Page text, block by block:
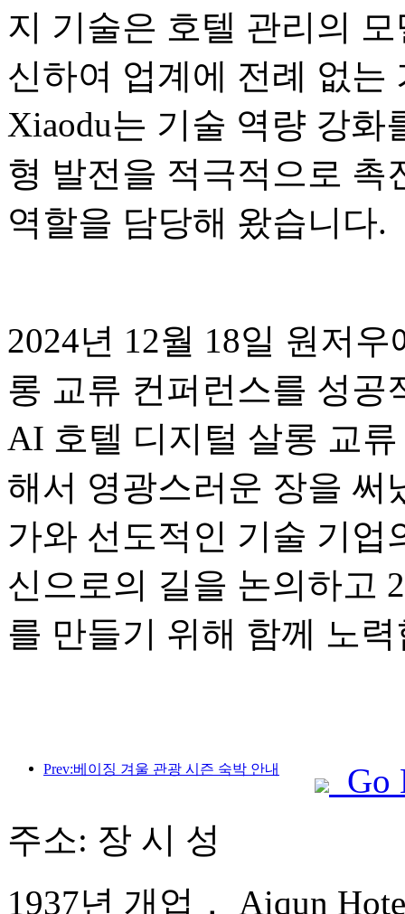
지 기술은 호텔 관리의
신하여 업계에 전례 없는
Xiaodu는 기술 역량 강
형 발전을 적극적으로 촉
역할을 담당해 왔습니다.
2024년 12월 18일 원저
롱 교류 컨퍼런스를 성공
AI 호텔 디지털 살롱 교
해서 영광스러운 장을 써
가와 선도적인 기술 기업
신으로의 길을 논의하고
를 만들기 위해 함께 노
Prev:베이징 겨울 관광 시즌 숙박 안내
Go
주소: 장 시 성
1937년 개업， Aiqun